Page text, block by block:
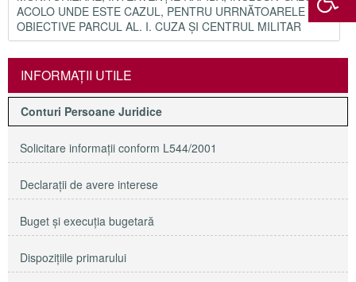
ACOLO UNDE ESTE CAZUL, PENTRU URRNĂTOARELE
OBIECTIVE PARCUL AL. I. CUZA ȘI CENTRUL MILITAR
INFORMAŢII UTILE
Conturi Persoane Juridice
Solicitare informaţii conform L544/2001
Declaraţii de avere interese
Buget şi execuţia bugetară
Dispoziţiile primarului